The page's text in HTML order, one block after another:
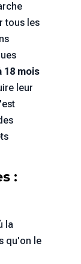
tous les
18 mois
leur
:
la
qu'on le